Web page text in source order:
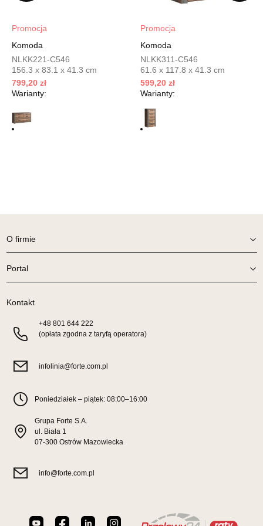
749,00 zł
SALON MEBLOWY MEBLOSTYL
Salon meblowy
UL.PIONIERÓW 44
66-600 KROSNO ODRZAŃSKIE
SALON MEBLOWY ORION
Salon meblowy
UL.KILIŃSZCZAKÓW 43
Nr tel.
67-3873822
Adres e-mail:
Pn-Pt: 10:00-18:00, Sb: 10:00-14:00
Najniższa cena sprzedawcy z ostatnich 30 dni
Salon meblowy
Nr tel.
603580345
Promocja
Komoda
NLKK221-C546
156.3 x 83.1 x 41.3 cm
799,20 zł
Warianty:
Promocja
Komoda
NLKK311-C546
61.6 x 117.8 x 41.3 cm
599,20 zł
Warianty:
O firmie
Portal
Kontakt
+48 801 644 222
(opłata zgodna z taryfą operatora)
infolinia@forte.com.pl
Poniedziałek – piątek: 08:00–16:00
Grupa Forte S.A.
ul. Biała 1
07-300 Ostrów Mazowiecka
info@forte.com.pl